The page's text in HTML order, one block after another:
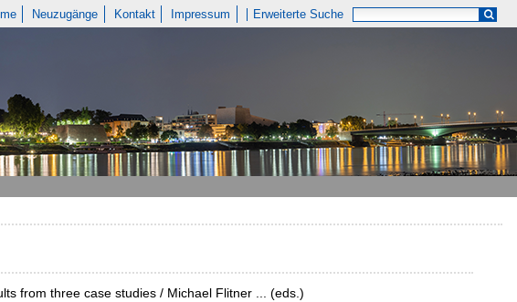
Neuzugänge Kontakt Impressum Erweiterte Suche
from three case studies / Michael Flitner ... (eds.)